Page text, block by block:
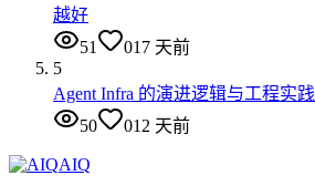
越好
51
017 天前
5
Agent Infra 的演进逻辑与工程实践
50
012 天前
AIQ